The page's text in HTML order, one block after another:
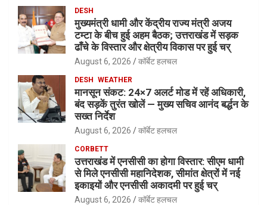
DESH
मुख्यमंत्री धामी और केंद्रीय राज्य मंत्री अजय
टम्टा के बीच हुई अहम बैठक; उत्तराखंड में सड़क
ढाँचे के विस्तार और क्षेत्रीय विकास पर हुई चर्
August 6, 2026 कॉर्बेट हलचल
DESH WEATHER
मानसून संकट: 24×7 अलर्ट मोड में रहें अधिकारी,
बंद सड़कें तुरंत खोलें — मुख्य सचिव आनंद बर्द्धन के
सख्त निर्देश
August 6, 2026 कॉर्बेट हलचल
CORBETT
उत्तराखंड में एनसीसी का होगा विस्तार: सीएम धामी
से मिले एनसीसी महानिदेशक, सीमांत क्षेत्रों में नई
इकाइयों और एनसीसी अकादमी पर हुई चर्
August 6, 2026 कॉर्बेट हलचल